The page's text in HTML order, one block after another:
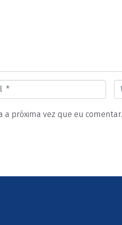
e
b
e
próxima vez que eu comentar.